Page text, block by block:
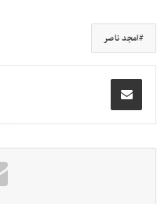
امجد ناصر